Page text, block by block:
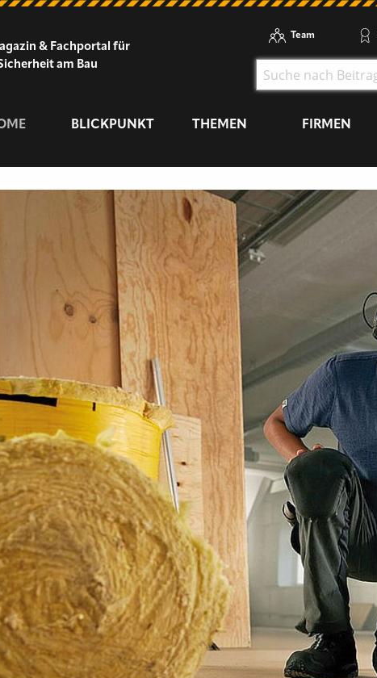
& Fachportal für
am Bau
Team
BLICKPUNKT THEMEN FIRMEN